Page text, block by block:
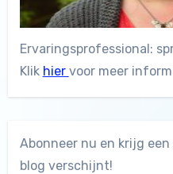
Ervaringsprofessional:
Klik hier voor meer
Abonneer nu en krijg
blog verschijnt!